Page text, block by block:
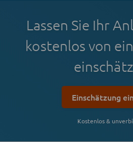
Lassen Sie Ihr
kostenlos von
Einschätzung
Kostenlos &